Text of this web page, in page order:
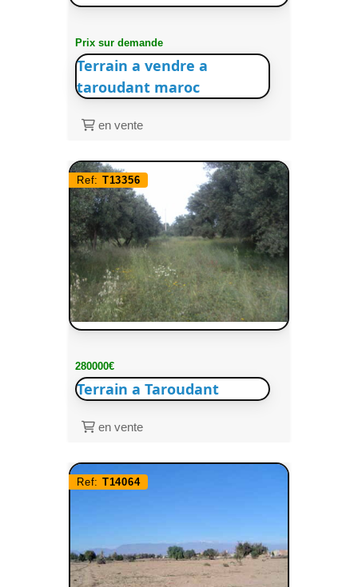
Prix sur demande
Terrain a vendre a
taroudant maroc
en vente
Ref: T13356
280000€
Terrain a Taroudant
en vente
Ref: T14064